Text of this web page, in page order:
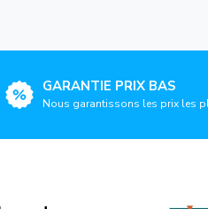
GARANTIE PRIX BAS
Nous garantissons les prix les